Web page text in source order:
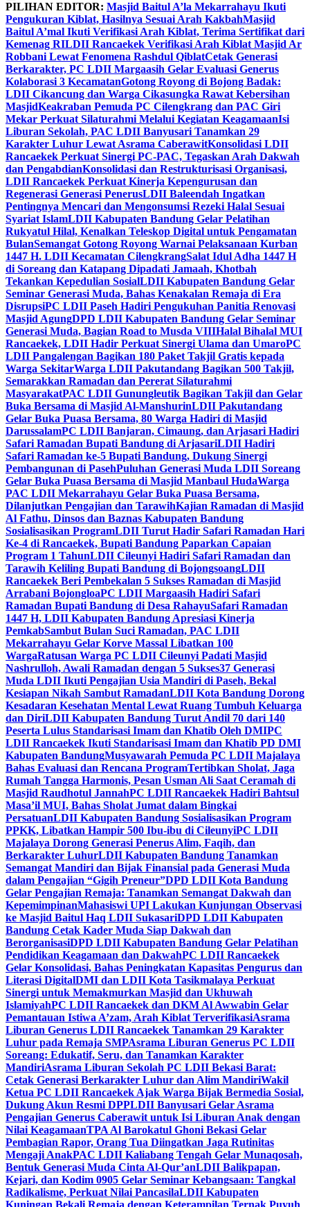
PILIHAN EDITOR: Masjid Baitul A’la Mekarrahayu Ikuti
Pengukuran Kiblat, Hasilnya Sesuai Arah KakbahMasjid
Baitul A’mal Ikuti Verifikasi Arah Kiblat, Terima Sertifikat dari
Kemenag RILDII Rancaekek Verifikasi Arah Kiblat Masjid Ar
Robbani Lewat Fenomena Rashdul QiblatCetak Generasi
Berkarakter, PC LDII Margaasih Gelar Evaluasi Generus
Kolaborasi 3 KecamatanGotong Royong di Bojong Badak:
LDII Cikancung dan Warga Cikasungka Rawat Kebersihan
MasjidKeakraban Pemuda PC Cilengkrang dan PAC Giri
Mekar Perkuat Silaturahmi Melalui Kegiatan KeagamaanIsi
Liburan Sekolah, PAC LDII Banyusari Tanamkan 29
Karakter Luhur Lewat Asrama CaberawitKonsolidasi LDII
Rancaekek Perkuat Sinergi PC-PAC, Tegaskan Arah Dakwah
dan PengabdianKonsolidasi dan Restrukturisasi Organisasi,
LDII Rancaekek Perkuat Kinerja Kepengurusan dan
Regenerasi Generasi PenerusLDII Baleendah Ingatkan
Pentingnya Mencari dan Mengonsumsi Rezeki Halal Sesuai
Syariat IslamLDII Kabupaten Bandung Gelar Pelatihan
Rukyatul Hilal, Kenalkan Teleskop Digital untuk Pengamatan
BulanSemangat Gotong Royong Warnai Pelaksanaan Kurban
1447 H. LDII Kecamatan CilengkrangSalat Idul Adha 1447 H
di Soreang dan Katapang Dipadati Jamaah, Khotbah
Tekankan Kepedulian SosialLDII Kabupaten Bandung Gelar
Seminar Generasi Muda, Bahas Kenakalan Remaja di Era
DisrupsiPC LDII Paseh Hadiri Pengukuhan Panitia Renovasi
Masjid AgungDPD LDII Kabupaten Bandung Gelar Seminar
Generasi Muda, Bagian Road to Musda VIIIHalal Bihalal MUI
Rancaekek, LDII Hadir Perkuat Sinergi Ulama dan UmaroPC
LDII Pangalengan Bagikan 180 Paket Takjil Gratis kepada
Warga SekitarWarga LDII Pakutandang Bagikan 500 Takjil,
Semarakkan Ramadan dan Pererat Silaturahmi
MasyarakatPAC LDII Gunungleutik Bagikan Takjil dan Gelar
Buka Bersama di Masjid Al-ManshurinLDII Pakutandang
Gelar Buka Puasa Bersama, 80 Warga Hadiri di Masjid
DarussalamPC LDII Banjaran, Cimaung, dan Arjasari Hadiri
Safari Ramadan Bupati Bandung di ArjasariLDII Hadiri
Safari Ramadan ke-5 Bupati Bandung, Dukung Sinergi
Pembangunan di PasehPuluhan Generasi Muda LDII Soreang
Gelar Buka Puasa Bersama di Masjid Manbaul HudaWarga
PAC LDII Mekarrahayu Gelar Buka Puasa Bersama,
Dilanjutkan Pengajian dan TarawihKajian Ramadan di Masjid
Al Fathu, Dinsos dan Baznas Kabupaten Bandung
Sosialisasikan ProgramLDII Turut Hadir Safari Ramadan Hari
Ke-4 di Rancaekek, Bupati Bandung Paparkan Capaian
Program 1 TahunLDII Cileunyi Hadiri Safari Ramadan dan
Tarawih Keliling Bupati Bandung di BojongsoangLDII
Rancaekek Beri Pembekalan 5 Sukses Ramadan di Masjid
Arrabani BojongloaPC LDII Margaasih Hadiri Safari
Ramadan Bupati Bandung di Desa RahayuSafari Ramadan
1447 H, LDII Kabupaten Bandung Apresiasi Kinerja
PemkabSambut Bulan Suci Ramadan, PAC LDII
Mekarrahayu Gelar Korve Massal Libatkan 100
WargaRatusan Warga PC LDII Cileunyi Padati Masjid
Nashrulloh, Awali Ramadan dengan 5 Sukses37 Generasi
Muda LDII Ikuti Pengajian Usia Mandiri di Paseh, Bekal
Kesiapan Nikah Sambut RamadanLDII Kota Bandung Dorong
Kesadaran Kesehatan Mental Lewat Ruang Tumbuh Keluarga
dan DiriLDII Kabupaten Bandung Turut Andil 70 dari 140
Peserta Lulus Standarisasi Imam dan Khatib Oleh DMIPC
LDII Rancaekek Ikuti Standarisasi Imam dan Khatib PD DMI
Kabupaten BandungMusyawarah Pemuda PC LDII Majalaya
Bahas Evaluasi dan Rencana ProgramTertibkan Sholat, Jaga
Rumah Tangga Harmonis, Pesan Usman Ali Saat Ceramah di
Masjid Raudhotul JannahPC LDII Rancaekek Hadiri Bahtsul
Masa’il MUI, Bahas Sholat Jumat dalam Bingkai
PersatuanLDII Kabupaten Bandung Sosialisasikan Program
PPKK, Libatkan Hampir 500 Ibu-ibu di CileunyiPC LDII
Majalaya Dorong Generasi Penerus Alim, Faqih, dan
Berkarakter LuhurLDII Kabupaten Bandung Tanamkan
Semangat Mandiri dan Bijak Finansial pada Generasi Muda
dalam Pengajian “Gigih Preneur”DPD LDII Kota Bandung
Gelar Pengajian Remaja: Tanamkan Semangat Dakwah dan
KepemimpinanMahasiswi UPI Lakukan Kunjungan Observasi
ke Masjid Baitul Haq LDII SukasariDPD LDII Kabupaten
Bandung Cetak Kader Muda Siap Dakwah dan
BerorganisasiDPD LDII Kabupaten Bandung Gelar Pelatihan
Pendidikan Keagamaan dan DakwahPC LDII Rancaekek
Gelar Konsolidasi, Bahas Peningkatan Kapasitas Pengurus dan
Literasi DigitalDMI dan LDII Kota Tasikmalaya Perkuat
Sinergi untuk Memakmurkan Masjid dan Ukhuwah
IslamiyahPC LDII Rancaekek dan DKM Al Awwabin Gelar
Pemantauan Istiwa A’zam, Arah Kiblat TerverifikasiAsrama
Liburan Generus LDII Rancaekek Tanamkan 29 Karakter
Luhur pada Remaja SMPAsrama Liburan Generus PC LDII
Soreang: Edukatif, Seru, dan Tanamkan Karakter
MandiriAsrama Liburan Sekolah PC LDII Bekasi Barat:
Cetak Generasi Berkarakter Luhur dan Alim MandiriWakil
Ketua PC LDII Rancaekek Ajak Warga Bijak Bermedia Sosial,
Dukung Akun Resmi DPPLDII Banyusari Gelar Asrama
Pengajian Generus Caberawit untuk Isi Liburan Anak dengan
Nilai KeagamaanTPA Al Barokatul Ghoni Bekasi Gelar
Pembagian Rapor, Orang Tua Diingatkan Jaga Rutinitas
Mengaji AnakPAC LDII Kaliabang Tengah Gelar Munaqosah,
Bentuk Generasi Muda Cinta Al-Qur’anLDII Balikpapan,
Kejari, dan Kodim 0905 Gelar Seminar Kebangsaan: Tangkal
Radikalisme, Perkuat Nilai PancasilaLDII Kabupaten